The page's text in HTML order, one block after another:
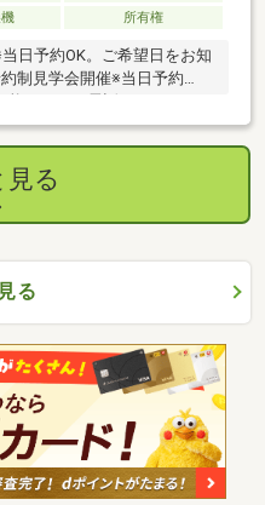
所有権
日予約OK。ご希望日をお知
制見学会開催※当日予約
ーム内容】・室内クロス張
ニング・外構整地・駐車場
条件により住宅ローン減税
要な部分の欠陥や・腐食、
しより２年間保証・お客様
見る
る